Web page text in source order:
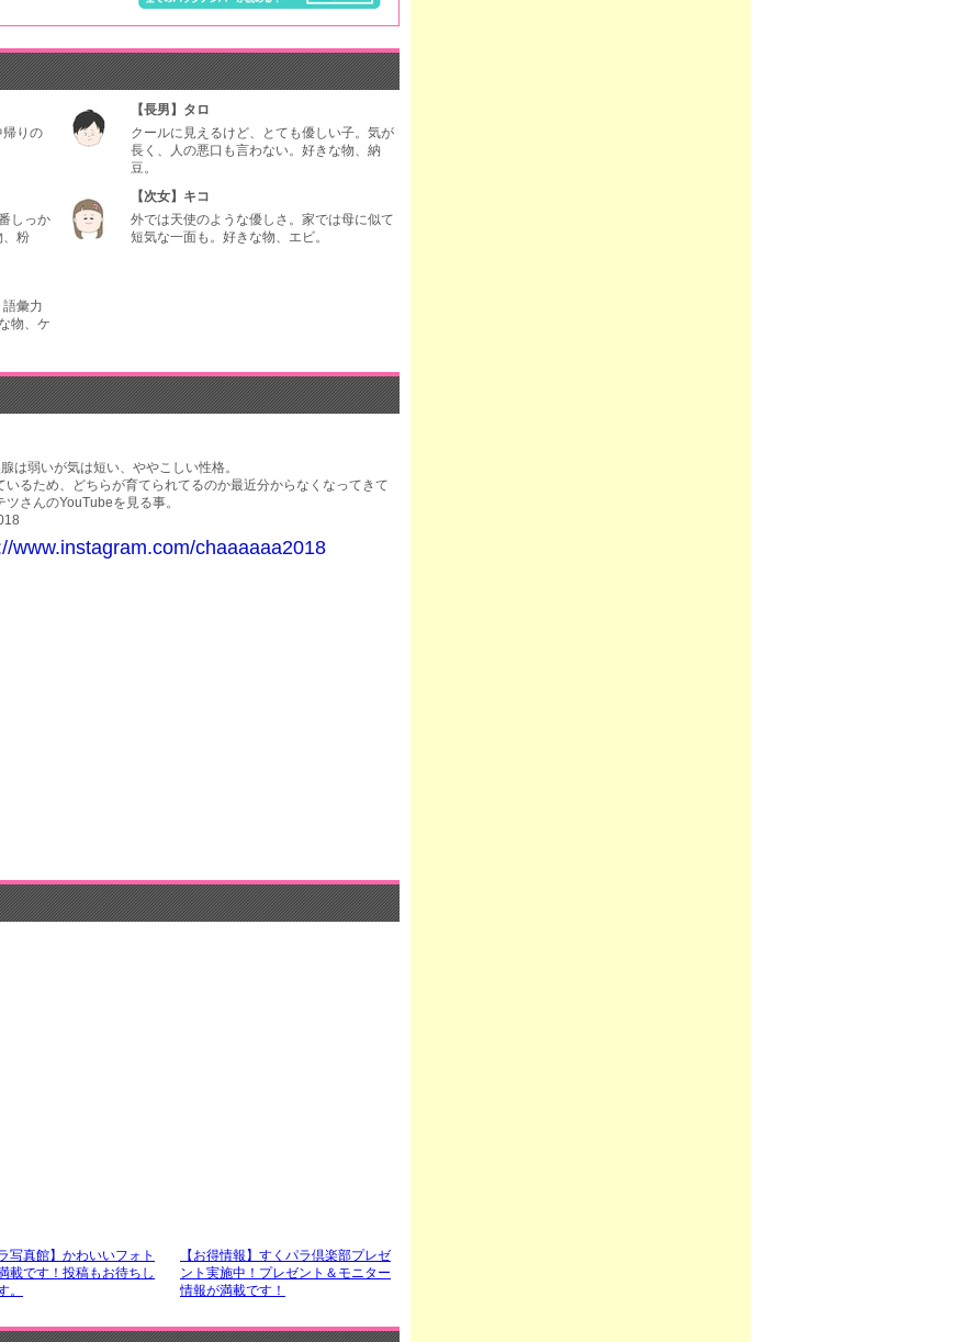
帰りの
【長男】タロ
クールに見えるけど、とても優しい子。気が
長く、人の悪口も言わない。好きな物、納
豆。
しっか
、粉
【次女】キコ
外では天使のような優しさ。家では母に似て
短気な一面も。好きな物、エビ。
彙力
物、ケ
は弱いが気は短い、ややこしい性格。
いるため、どちらが育てられてるのか最近分からなくなってきて
さんのYouTubeを見る事。
www.instagram.com/chaaaaaa2018
写真館】かわいいフォト
載です！投稿もお待ちし
。
【お得情報】すくパラ倶楽部プレゼ
ント実施中！プレゼント＆モニター
情報が満載です！